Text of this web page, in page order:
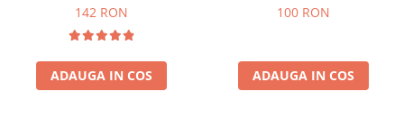
Cadouri Nunta si Cununie civila
142 RON
ADAUGA IN COS
100 RON
ADAUGA IN COS